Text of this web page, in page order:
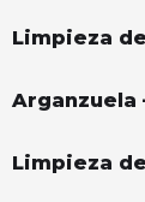
Limpieza
Arganzuela
Limpieza